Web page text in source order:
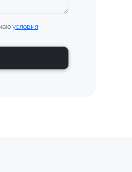
условия